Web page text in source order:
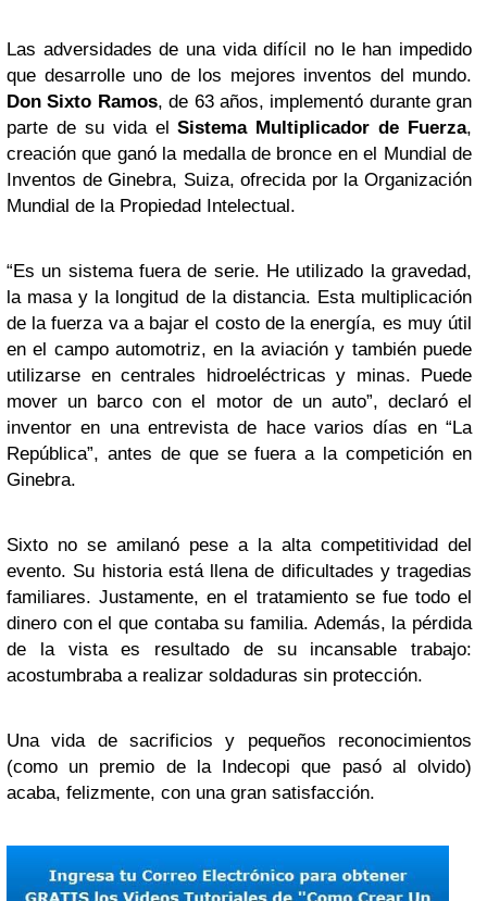
Las adversidades de una vida difícil no le han impedido
que desarrolle uno de los mejores inventos del mundo.
Don Sixto Ramos, de 63 años, implementó durante gran
parte de su vida elSistema Multiplicador de Fuerza,
creación que ganó la medalla de bronce en el Mundial de
Inventos de Ginebra, Suiza, ofrecida por la Organización
Mundial de la Propiedad Intelectual.
“Es un sistema fuera de serie. He utilizado la gravedad,
la masa y la longitud de la distancia. Esta multiplicación
de la fuerza va a bajar el costo de la energía, es muy útil
en el campo automotriz, en la aviación y también puede
utilizarse en centrales hidroeléctricas y minas. Puede
mover un barco con el motor de un auto”, declaró el
inventor en una entrevista de hace varios días en “La
República”, antes de que se fuera a la competición en
Ginebra.
Sixto no se amilanó pese a la alta competitividad del
evento. Su historia está llena de dificultades y tragedias
familiares. Justamente, en el tratamiento se fue todo el
dinero con el que contaba su familia. Además, la pérdida
de la vista es resultado de su incansable trabajo:
acostumbraba a realizar soldaduras sin protección.
Una vida de sacrificios y pequeños reconocimientos
(como un premio de la Indecopi que pasó al olvido)
acaba, felizmente, con una gran satisfacción.